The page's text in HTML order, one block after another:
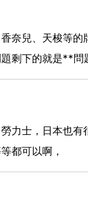
奈兒、天梭等的
剩下的就是**問
力士，日本也有
都可以啊，